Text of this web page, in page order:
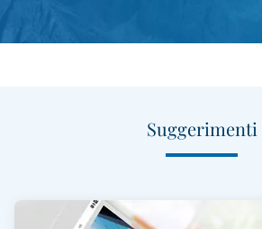
Suggerimenti